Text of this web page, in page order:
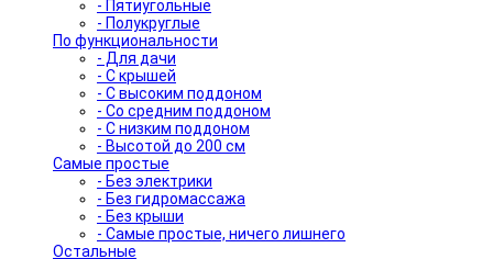
- Пятиугольные
- Полукруглые
По функциональности
- Для дачи
- С крышей
- С высоким поддоном
- Со средним поддоном
- С низким поддоном
- Высотой до 200 см
Самые простые
- Без электрики
- Без гидромассажа
- Без крыши
- Самые простые, ничего лишнего
Остальные